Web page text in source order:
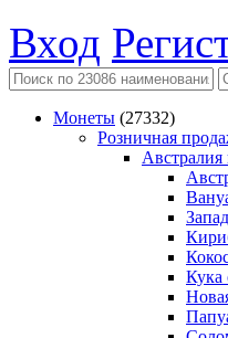
Вход
Монеты (27332)
Розничная
Кука